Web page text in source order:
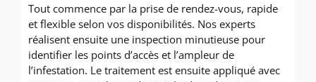
Tout commence par la prise de rendez-vous, rapide
et flexible selon vos disponibilités. Nos experts
réalisent ensuite une inspection minutieuse pour
identifier les points d’accès et l’ampleur de
l’infestation. Le traitement est ensuite appliqué avec